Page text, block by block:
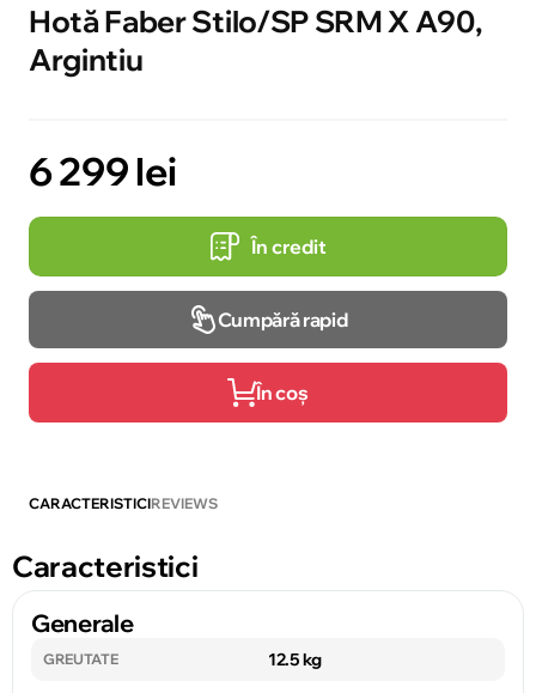
Hotă Faber Stilo/SP SRM X A90,
Argintiu
6 299 lei
În credit
Cumpără rapid
În coș
CARACTERISTICIREVIEWS
Caracteristici
Generale
GREUTATE 12.5 kg